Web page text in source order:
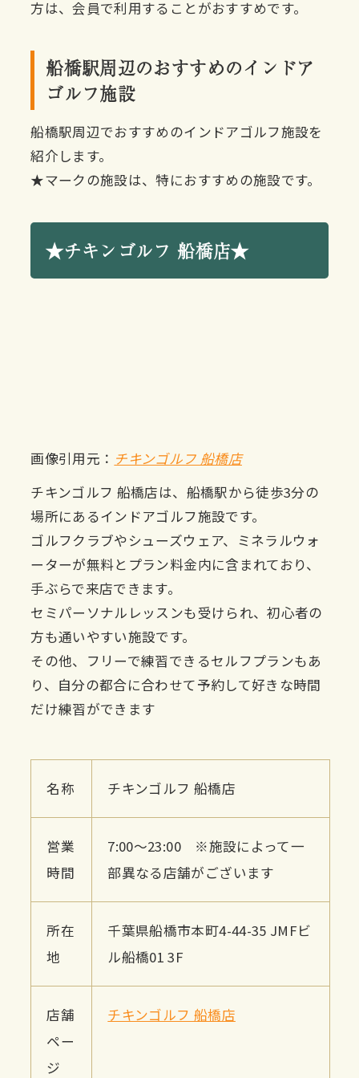
方は、会員で利用することがおすすめです。
船橋駅周辺のおすすめのインドア
ゴルフ施設
船橋駅周辺でおすすめのインドアゴルフ施設を
紹介します。
★マークの施設は、特におすすめの施設です。
★チキンゴルフ 船橋店★
画像引用元： チキンゴルフ 船橋店
チキンゴルフ 船橋店は、船橋駅から徒歩3分の
場所にあるインドアゴルフ施設です。
ゴルフクラブやシューズウェア、ミネラルウォ
ーターが無料とプラン料金内に含まれており、
手ぶらで来店できます。
セミパーソナルレッスンも受けられ、初心者の
方も通いやすい施設です。
その他、フリーで練習できるセルフプランもあ
り、自分の都合に合わせて予約して好きな時間
だけ練習ができます
名称 チキンゴルフ 船橋店
営業
時間
7:00～23:00 ※施設によって一
部異なる店舗がございます
所在
地
千葉県船橋市本町4-44-35 JMFビ
ル船橋01 3F
店舗
ペー
ジ
チキンゴルフ 船橋店